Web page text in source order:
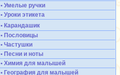
• Умелые ручки
• Уроки этикета
• Карандашик
• Пословицы
• Частушки
• Песни и ноты
• Химия для малышей
• География для малышей